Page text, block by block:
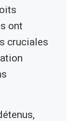
ont
cruciales